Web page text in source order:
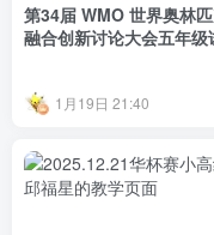
第34届 WMO 世界奥林
融合创新讨论大会五年级
1月19日 21:40